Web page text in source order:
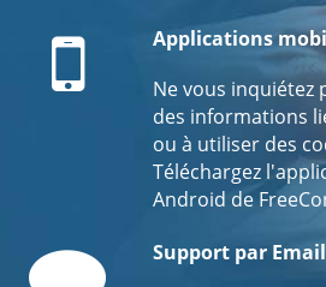
Mobile
Applications
Ne vous inquiétez
des informations
ou à utiliser des
Téléchargez
Android de
Comment
Support par